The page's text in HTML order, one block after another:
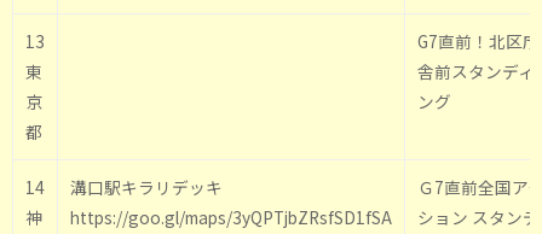
13
東
京
都
G7直前！北区庁
舎前スタンディ
ング
14
神
溝口駅キラリデッキ
https://goo.gl/maps/3yQPTjbZRsfSD1fSA
Ｇ7直前全国ア
ション スタンデ